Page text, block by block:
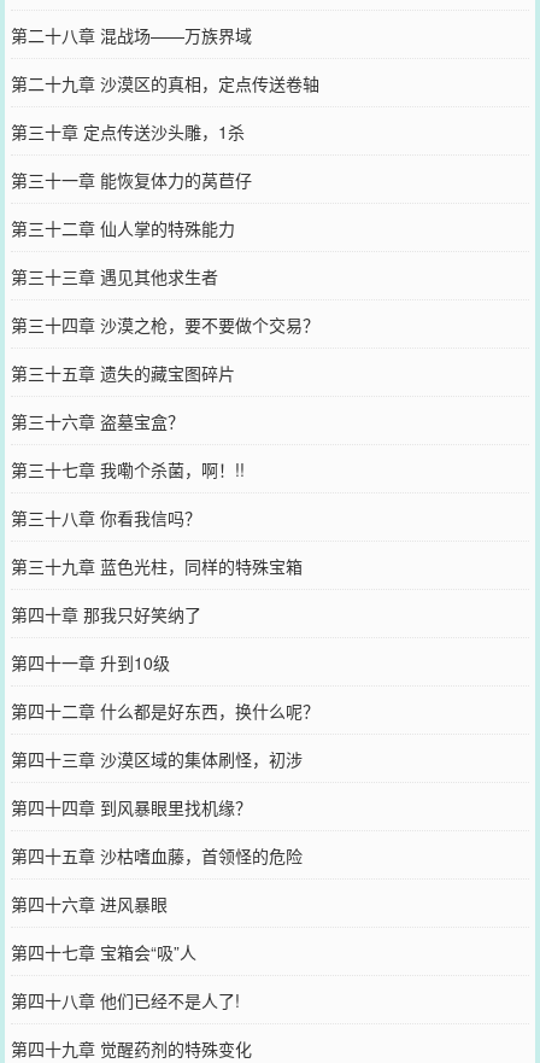
第二十八章 混战场——万族界域
第二十九章 沙漠区的真相，定点传送卷轴
第三十章 定点传送沙头雕，1杀
第三十一章 能恢复体力的莴苣仔
第三十二章 仙人掌的特殊能力
第三十三章 遇见其他求生者
第三十四章 沙漠之枪，要不要做个交易？
第三十五章 遗失的藏宝图碎片
第三十六章 盗墓宝盒？
第三十七章 我嘞个杀菌，啊！!!
第三十八章 你看我信吗？
第三十九章 蓝色光柱，同样的特殊宝箱
第四十章 那我只好笑纳了
第四十一章 升到10级
第四十二章 什么都是好东西，换什么呢？
第四十三章 沙漠区域的集体刷怪，初涉
第四十四章 到风暴眼里找机缘？
第四十五章 沙枯嗜血藤，首领怪的危险
第四十六章 进风暴眼
第四十七章 宝箱会“吸”人
第四十八章 他们已经不是人了!
第四十九章 觉醒药剂的特殊变化